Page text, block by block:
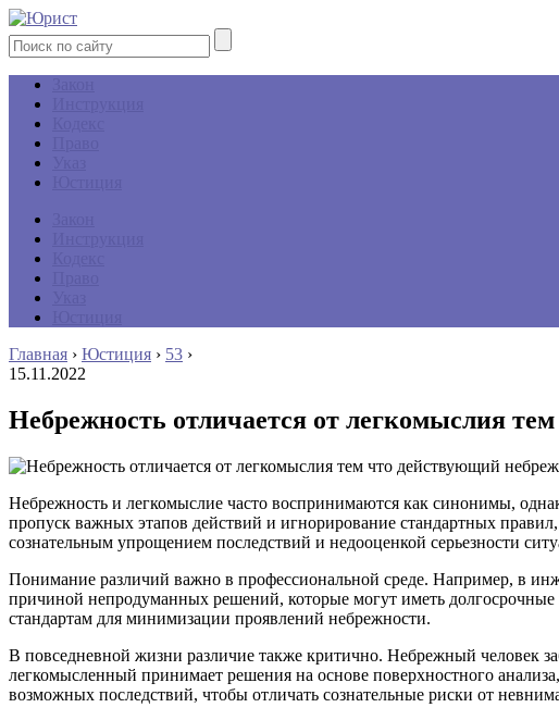
Главная › Юстиция › 53 ›
15.11.2022
Небрежность отличается от легкомыслия
Небрежность и легкомыслие часто воспринимаются как синонимы,
пропуск важных этапов действий и игнорирование стандартных
сознательным упрощением последствий и недооценкой серьезности
Понимание различий важно в профессиональной среде. Например, в
причиной непродуманных решений, которые могут иметь долгосрочные
стандартам для минимизации проявлений небрежности.
В повседневной жизни различие также критично. Небрежный человек
легкомысленный принимает решения на основе поверхностного
возможных последствий, чтобы отличать сознательные риски от